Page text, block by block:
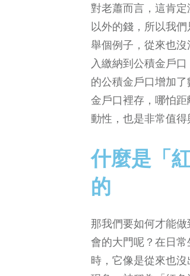
對老蕭而言，這肯
以外的錢，所以我
舉個例子，從來也
入繳納到公積金戶
的公積金戶口增加
金戶口裡存，哪怕
動性，也是非常值得
什麼是「
的
那我們要如何才能
會的大門呢？在日
時，它像是從來也